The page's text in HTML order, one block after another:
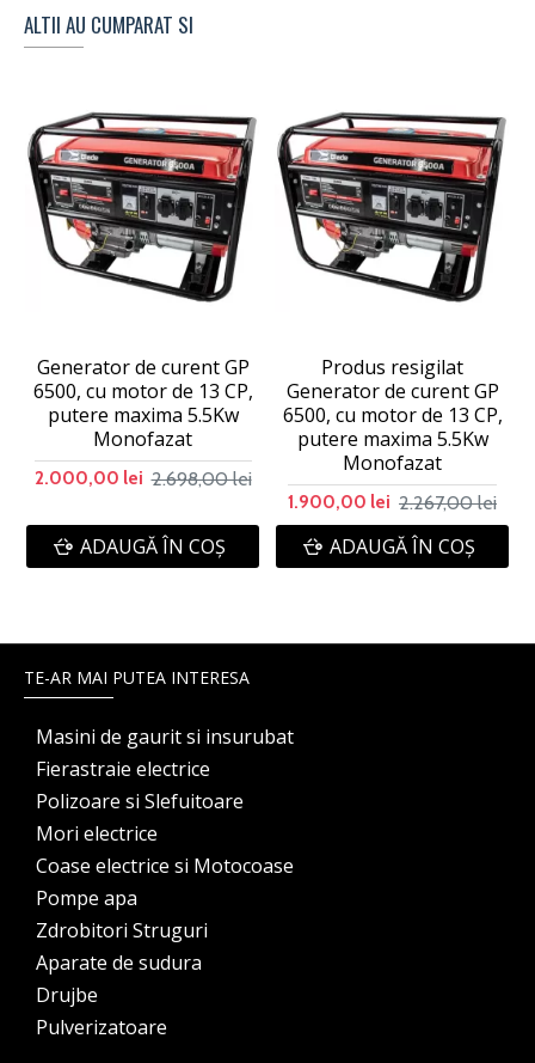
ALTII AU CUMPARAT SI
Generator de curent GP
6500, cu motor de 13 CP,
putere maxima 5.5Kw
Monofazat
2.000,00 lei 2.698,00 lei
ADAUGĂ ÎN COŞ
Produs resigilat
Generator de curent GP
6500, cu motor de 13 CP,
putere maxima 5.5Kw
Monofazat
1.900,00 lei 2.267,00 lei
ADAUGĂ ÎN COŞ
TE-AR MAI PUTEA INTERESA
Masini de gaurit si insurubat
Fierastraie electrice
Polizoare si Slefuitoare
Mori electrice
Coase electrice si Motocoase
Pompe apa
Zdrobitori Struguri
Aparate de sudura
Drujbe
Pulverizatoare